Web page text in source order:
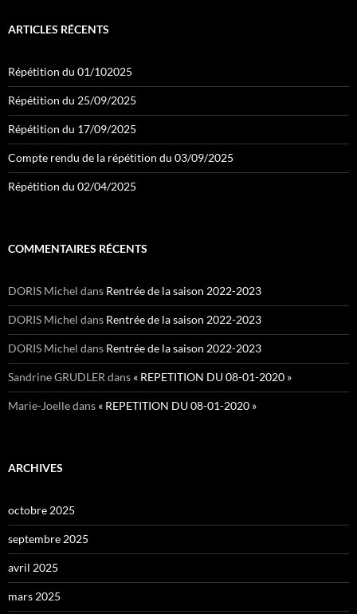
ARTICLES RÉCENTS
Répétition du 01/102025
Répétition du 25/09/2025
Répétition du 17/09/2025
Compte rendu de la répétition du 03/09/2025
Répétition du 02/04/2025
COMMENTAIRES RÉCENTS
DORIS Michel dans Rentrée de la saison 2022-2023
DORIS Michel dans Rentrée de la saison 2022-2023
DORIS Michel dans Rentrée de la saison 2022-2023
Sandrine GRUDLER dans « REPETITION DU 08-01-2020 »
Marie-Joelledans « REPETITION DU 08-01-2020 »
ARCHIVES
octobre 2025
septembre 2025
avril 2025
mars 2025